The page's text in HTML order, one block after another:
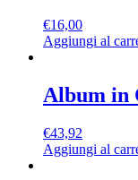
€16,00
Aggiungi al
Album in
€43,92
Aggiungi al